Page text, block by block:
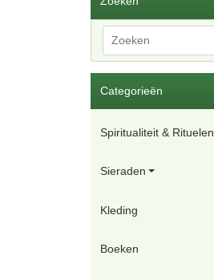
Categorieën
Spiritualiteit & Rituelen
Sieraden
Kleding
Boeken